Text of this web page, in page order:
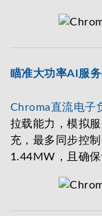
瞄准大功率AI服
Chroma直流电子
拉载能力，模拟
充，最多同步控
1.44MW，且确保